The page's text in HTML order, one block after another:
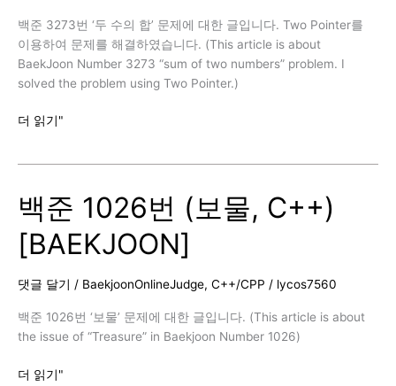
하
기,
C++)
[BAEKJOON]
백준 3273번 ‘두 수의 합’ 문제에 대한 글입니다. Two Pointer를
이용하여 문제를 해결하였습니다. (This article is about
BaekJoon Number 3273 “sum of two numbers” problem. I
solved the problem using Two Pointer.)
백
(두
수
의
합,
[BAEKJOON]
더 읽기"
백준 1026번 (보물, C++)
[BAEKJOON]
댓글 달기 / BaekjoonOnlineJudge, C++/CPP / lycos7560
백준 1026번 ‘보물’ 문제에 대한 글입니다. (This article is about
the issue of “Treasure” in Baekjoon Number 1026)
백
더 읽기"